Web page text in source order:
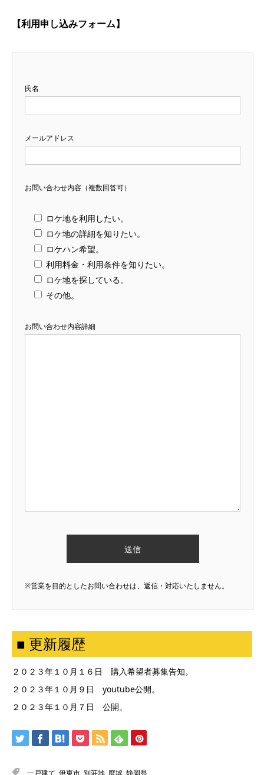
【利用申し込みフォーム】
氏名
メールアドレス
お問い合わせ内容（複数回答可）
ロケ地を利用したい。
ロケ地の詳細を知りたい。
ロケハン希望。
利用料金・利用条件を知りたい。
ロケ地を探している。
その他。
お問い合わせ内容詳細
※営業を目的としたお問い合わせは、返信・対応いたしません。
■ 更新履歴
２０２３年１０月１６日 購入希望者募集告知。
２０２３年１０月９日 youtube公開。
２０２３年１０月７日 公開。
一戸建て,伊東市, 別荘地,廃墟,静岡県